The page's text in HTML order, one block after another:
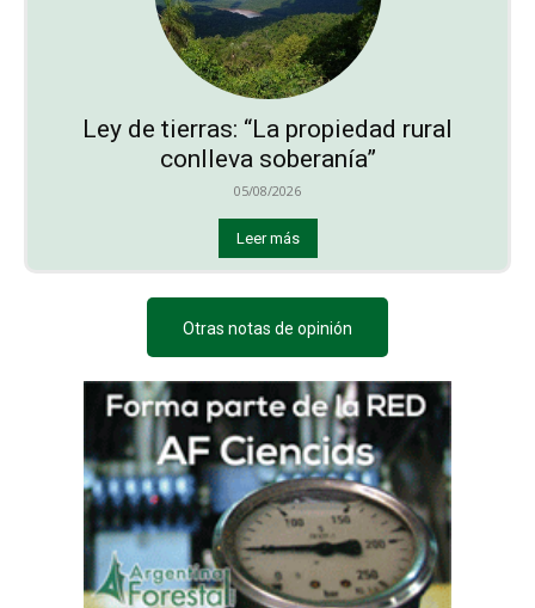
Ley de tierras: “La propiedad rural
conlleva soberanía”
05/08/2026
Leer más
Otras notas de opinión